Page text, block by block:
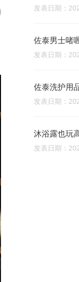
发表日期：
佐泰男士啫
发表日期：
佐泰洗护用
发表日期：
发表日期：